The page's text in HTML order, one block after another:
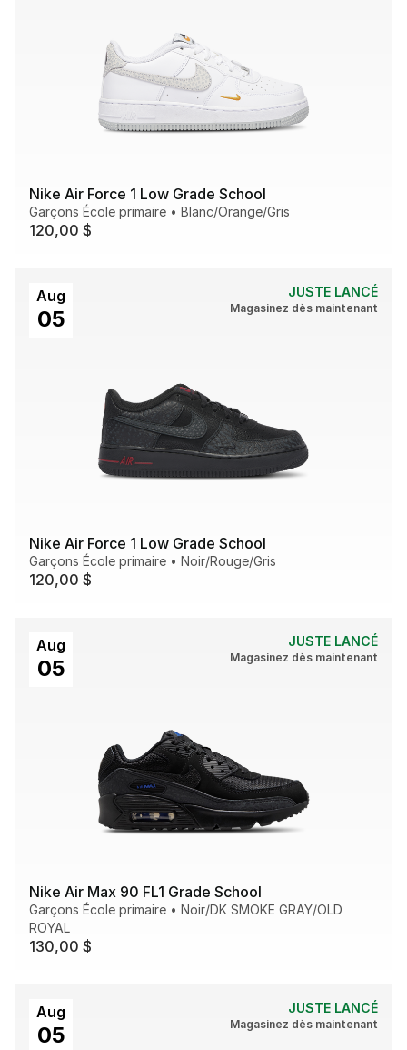
Nike Air Force 1 Low Grade School
Garçons École primaire • Blanc/Orange/Gris
120,00 $
Aug
05
JUSTE LANCÉ
Magasinez dès maintenant
Nike Air Force 1 Low Grade School
Garçons École primaire • Noir/Rouge/Gris
120,00 $
Aug
05
JUSTE LANCÉ
Magasinez dès maintenant
Nike Air Max 90 FL1 Grade School
Garçons École primaire • Noir/DK SMOKE GRAY/OLD
ROYAL
130,00 $
Aug
05
JUSTE LANCÉ
Magasinez dès maintenant